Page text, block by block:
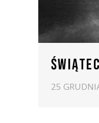
25